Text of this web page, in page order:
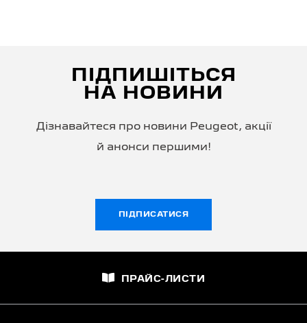
ПІДПИШІТЬСЯ
НА НОВИНИ
Дізнавайтеся про новини Peugeot, акції
й анонси першими!
ПІДПИСАТИСЯ
ПРАЙС-ЛИСТИ